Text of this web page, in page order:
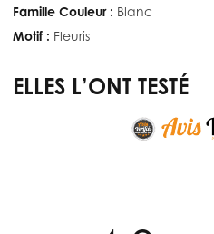
Famille Couleur : Blanc
Motif : Fleuris
ELLES L’ONT TESTÉ